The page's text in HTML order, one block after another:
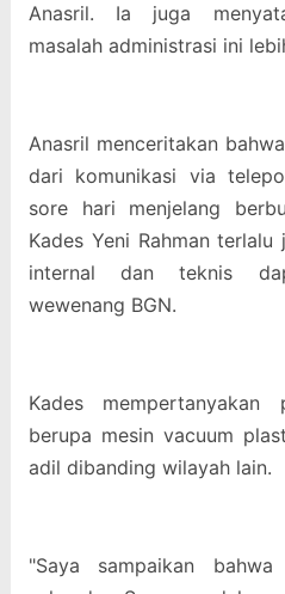
Anasril. Ia juga
masalah administrasi ini
Anasril menceritakan
dari komunikasi via
sore hari menjelang
Kades Yeni Rahman
internal dan teknis
wewenang BGN.
Kades
berupa mesin vacuum
adil dibanding wilayah lain.
"Saya sampaikan